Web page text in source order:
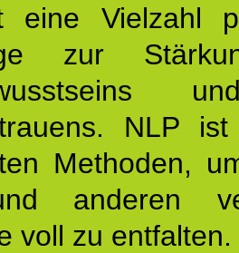
eine Vielzahl
zur
NLP
Methoden,
anderen
voll zu entfalten.